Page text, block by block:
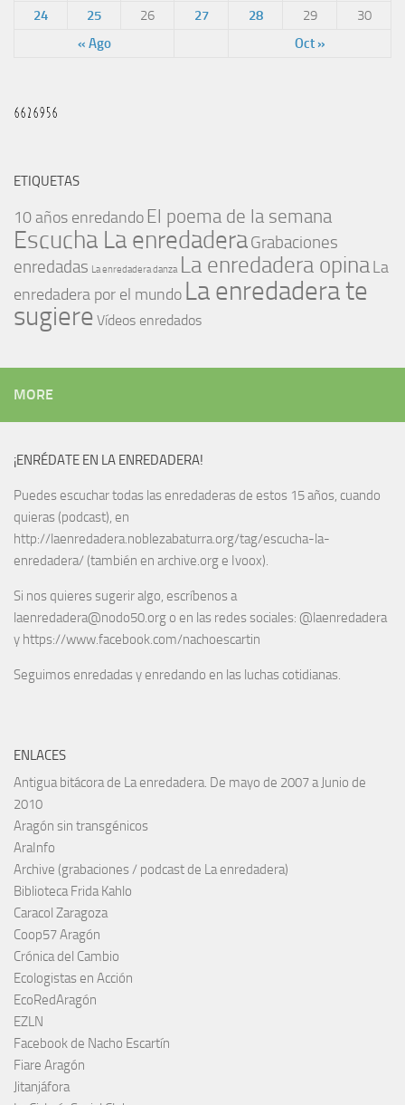
« Ago Oct »
24
25 26 27 28 29 30
ETIQUETAS
10 años enredando El poema de la semana
Escucha La enredaderaGrabaciones
enredadas La enredadera danza La enredadera opinaLa
enredadera por el mundo La enredadera te
sugiere Vídeos enredados
MORE
¡ENRÉDATE EN LA ENREDADERA!
Puedes escuchar todas las enredaderas de estos 15 años, cuando
quieras (podcast), en
http://laenredadera.noblezabaturra.org/tag/escucha-la-
enredadera/ (también en archive.org e Ivoox).
Si nos quieres sugerir algo, escríbenos a
laenredadera@nodo50.org o en las redes sociales: @laenredadera
y https://www.facebook.com/nachoescartin
Seguimos enredadas y enredando en las luchas cotidianas.
ENLACES
Antigua bitácora de La enredadera. De mayo de 2007 a Junio de
2010
Aragón sin transgénicos
AraInfo
Archive (grabaciones / podcast de La enredadera)
Biblioteca Frida Kahlo
Caracol Zaragoza
Coop57 Aragón
Crónica del Cambio
Ecologistas en Acción
EcoRedAragón
EZLN
Facebook de Nacho Escartín
Fiare Aragón
Jitanjáfora